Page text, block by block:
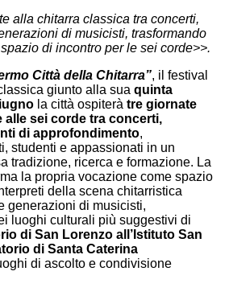
alla chitarra classica tra concerti,
di musicisti, trasformando
di incontro per le sei corde>>.
Città della Chitarra”, il festival
giunto alla sua quinta
la città ospiterà tre giornate
alle sei corde tra concerti,
di approfondimento,
studenti e appassionati in un
tradizione, ricerca e formazione. La
la propria vocazione come spazio
della scena chitarristica
generazioni di musicisti,
luoghi culturali più suggestivi di
di San Lorenzo all’Istituto San
di Santa Caterina
di ascolto e condivisione